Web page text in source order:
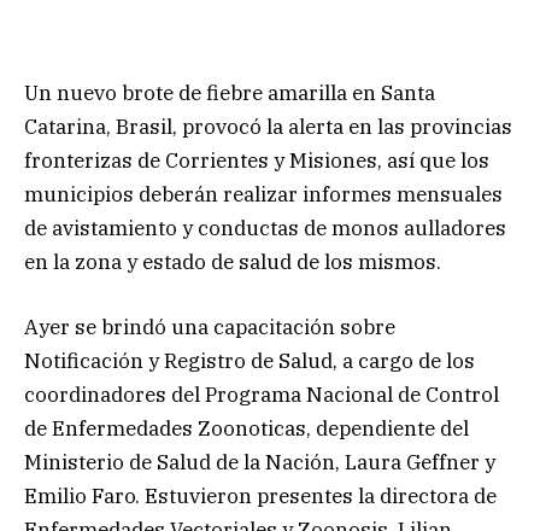
Un nuevo brote de fiebre amarilla en Santa
Catarina, Brasil, provocó la alerta en las provincias
fronterizas de Corrientes y Misiones, así que los
municipios deberán realizar informes mensuales
de avistamiento y conductas de monos aulladores
en la zona y estado de salud de los mismos.
Ayer se brindó una capacitación sobre
Notificación y Registro de Salud, a cargo de los
coordinadores del Programa Nacional de Control
de Enfermedades Zoonoticas, dependiente del
Ministerio de Salud de la Nación, Laura Geffner y
Emilio Faro. Estuvieron presentes la directora de